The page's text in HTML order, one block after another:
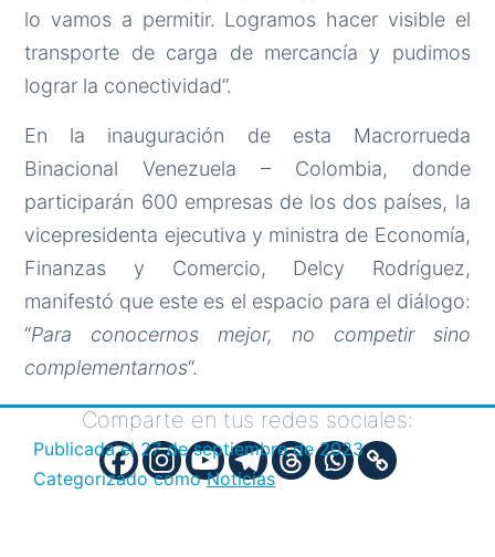
lo vamos a permitir. Logramos hacer visible el
transporte de carga de mercancía y pudimos
lograr la conectividad”.
En la inauguración de esta Macrorrueda
Binacional Venezuela – Colombia, donde
participarán 600 empresas de los dos países, la
vicepresidenta ejecutiva y ministra de Economía,
Finanzas y Comercio, Delcy Rodríguez,
manifestó que este es el espacio para el diálogo:
“Para conocernos mejor, no competir sino
complementarnos“.
Comparte en tus redes sociales:
Publicada el 27 de septiembre de 2023
Categorizado comoNoticias